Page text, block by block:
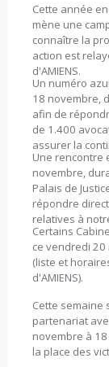
Cette année
mène une
connaître la
action est
d'AMIENS.
Un numéro
18 novembre,
afin de
de 1.400
assurer la
Une rencontre
novembre,
Palais de
répondre
relatives à
Certains
ce vendredi
(liste et
d'AMIENS).
Cette semaine
partenariat
novembre à
la place des